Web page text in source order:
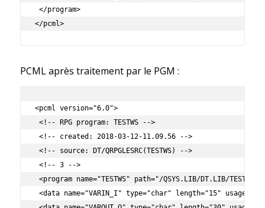
</program>
</pcml>
PCML après traitement par le PGM :
<pcml version="6.0">
<!-- RPG program: TESTWS -->
<!-- created: 2018-03-12-11.09.56 -->
<!-- source: DT/QRPGLESRC(TESTWS) -->
<!-- 3 -->
<program name="TESTWS" path="/QSYS.LIB/DT.LIB/
<data name="VARIN_I" type="char" length="15"